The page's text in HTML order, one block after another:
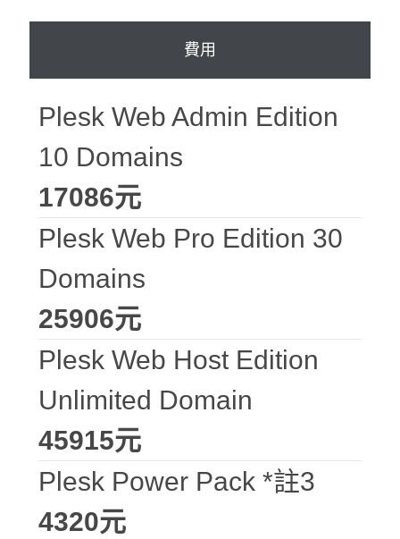
費用
Plesk Web Admin Edition
10 Domains
17086元
Plesk Web Pro Edition 30
Domains
25906元
Plesk Web Host Edition
Unlimited Domain
45915元
Plesk Power Pack *註3
4320元